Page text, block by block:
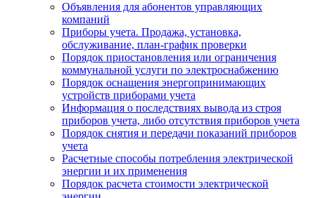
Объявления для абонентов управляющих
компаний
Приборы учета. Продажа, установка,
обслуживание, план-график проверки
Порядок приостановления или ограничения
коммунальной услуги по электроснабжению
Порядок оснащения энергопринимающих
устройств приборами учета
Информация о последствиях вывода из строя
приборов учета, либо отсутствия приборов учета
Порядок снятия и передачи показаний приборов
учета
Расчетные способы потребления электрической
энергии и их применения
Порядок расчета стоимости электрической